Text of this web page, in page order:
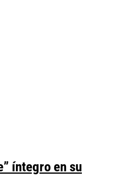
íntegro en su